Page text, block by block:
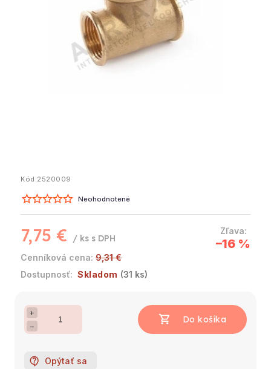
Kód:2520009
Neohodnotené
9,31 €
–16 %
7,75 € / ks
Skladom (31 ks)
+
−
Opýtať sa